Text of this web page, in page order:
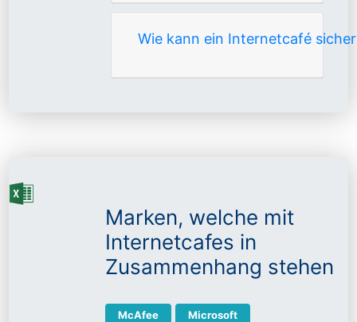
Wie kann ein Internetcafé
Marken, welche mit
Internetcafes in
Zusammenhang stehen
McAfee Microsoft